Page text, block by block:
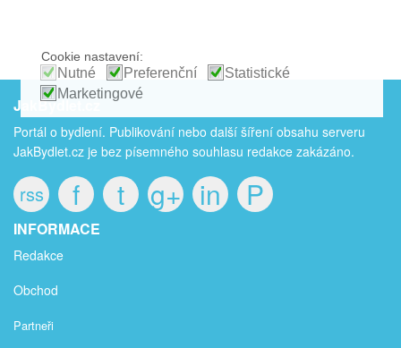
JakBydlet.cz
Portál o bydlení. Publikování nebo další šíření obsahu serveru
JakBydlet.cz je bez písemného souhlasu redakce zakázáno.
rss f t g+ in P
INFORMACE
Redakce
Obchod
Partneři
Cookie nastavení:
Nutné Preferenční
Statistické
Marketingové